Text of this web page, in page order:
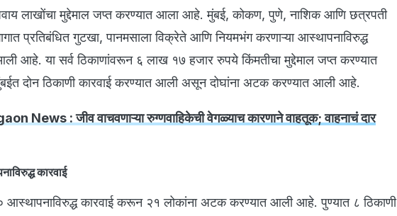
लाखोंचा मुद्देमाल जप्त करण्यात आला आहे. मुंबई, कोकण, पुणे, नाशिक आणि छत्रपती
प्रतिबंधित गुटखा, पानमसाला विक्रेते आणि नियमभंग करणाऱ्या आस्थापनाविरुद्ध
आहे. या सर्व ठिकाणांवरून ६ लाख १७ हजार रुपये किंमतीचा मुद्देमाल जप्त करण्यात
दोन ठिकाणी कारवाई करण्यात आली असून दोघांना अटक करण्यात आली आहे.
News : जीव वाचवणाऱ्या रुग्णवाहिकेची वेगळ्याच कारणाने वाहतूक; वाहनाचं दार
कारवाई
आस्थापनाविरुद्ध कारवाई करून २१ लोकांना अटक करण्यात आली आहे. पुण्यात ८ ठिकाणी